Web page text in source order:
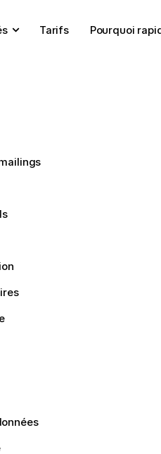
Tarifs Pourquoi